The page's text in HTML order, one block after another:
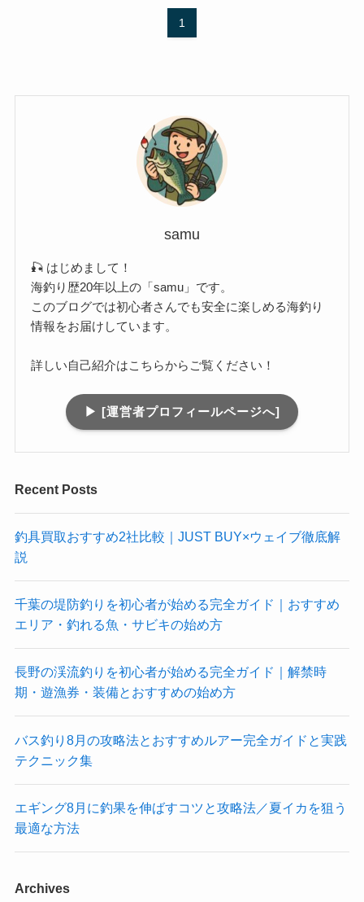
1
samu
🎣 はじめまして！
海釣り歴20年以上の「samu」です。
このブログでは初心者さんでも安全に楽しめる海釣り
情報をお届けしています。
詳しい自己紹介はこちらからご覧ください！
▶︎ [運営者プロフィールページへ]
Recent Posts
釣具買取おすすめ2社比較｜JUST BUY×ウェイブ徹底解
説
千葉の堤防釣りを初心者が始める完全ガイド｜おすすめ
エリア・釣れる魚・サビキの始め方
長野の渓流釣りを初心者が始める完全ガイド｜解禁時
期・遊漁券・装備とおすすめの始め方
バス釣り8月の攻略法とおすすめルアー完全ガイドと実践
テクニック集
エギング8月に釣果を伸ばすコツと攻略法／夏イカを狙う
最適な方法
Archives